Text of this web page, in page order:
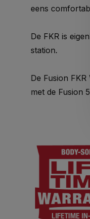
eens
De FKR is
station.
De Fusion
met de Fusion